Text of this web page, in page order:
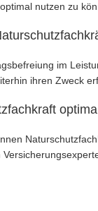
nutzen zu
im
ihren Zweck